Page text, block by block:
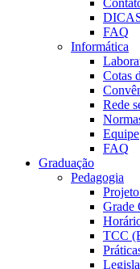
FAQ
Informática
Cotas
Rede
Equipe
FAQ
Graduação
Pedagogia
Grade
TCC